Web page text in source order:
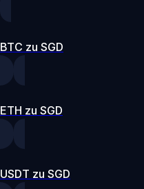
BTC zu SGD
ETH zu SGD
USDT zu SGD